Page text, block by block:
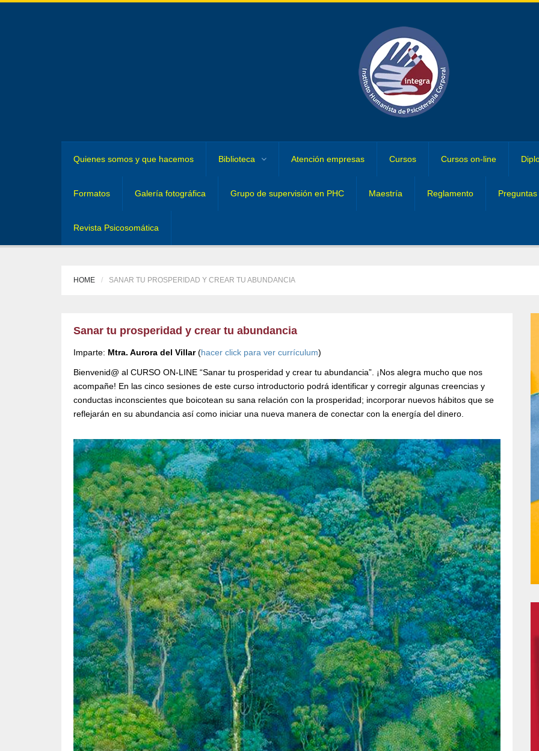
Quienes somos y que hacemos Biblioteca Atención empresas Cursos Cursos on-line
Formatos Galería fotográfica Grupo de supervisión en PHC Maestría Reglamento
Revista Psicosomática
HOME SANAR TU PROSPERIDAD Y CREAR TU ABUNDANCIA
Sanar tu prosperidad y crear tu abundancia
Imparte: Mtra. Aurora del Villar(hacer click para ver currículum)
Bienvenid@ al CURSO ON-LINE “Sanar tu prosperidad y crear tu abundancia”. ¡Nos alegra mucho que nos
acompañe! En las cinco sesiones de este curso introductorio podrá identificar y corregir algunas creencias y
conductas inconscientes que boicotean su sana relación con la prosperidad; incorporar nuevos hábitos que se
reflejarán en su abundancia así como iniciar una nueva manera de conectar con la energía del dinero.